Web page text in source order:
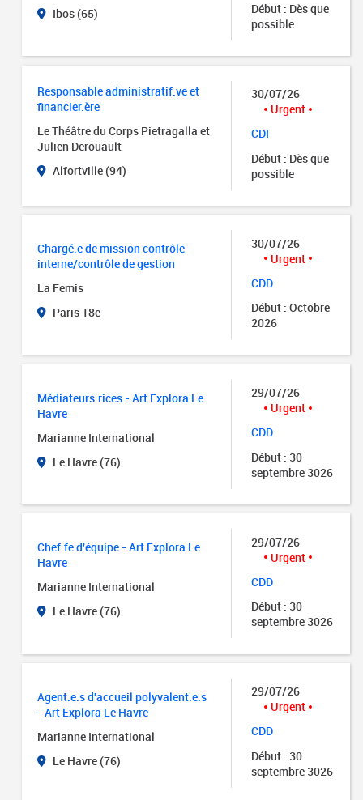
Ibos (65)
Début : Dès que
possible
Responsable administratif.ve et
financier.ère
Le Théâtre du Corps Pietragalla et
Julien Derouault
Alfortville (94)
30/07/26
Urgent
CDI
Début : Dès que
possible
Chargé.e de mission contrôle
interne/contrôle de gestion
La Femis
Paris 18e
30/07/26
Urgent
CDD
Début : Octobre
2026
Médiateurs.rices - Art Explora Le
Havre
Marianne International
Le Havre (76)
29/07/26
Urgent
CDD
Début : 30
septembre 3026
Chef.fe d'équipe - Art Explora Le
Havre
Marianne International
Le Havre (76)
29/07/26
Urgent
CDD
Début : 30
septembre 3026
Agent.e.s d'accueil polyvalent.e.s
- Art Explora Le Havre
Marianne International
Le Havre (76)
29/07/26
Urgent
CDD
Début : 30
septembre 3026